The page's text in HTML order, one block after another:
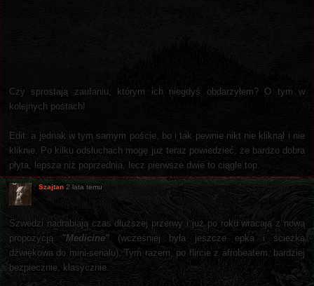
Czy sprostają zaufaniu, którym ich niegdyś obdarzyłem? O tym w
kolejnych postach!
Edit: a jednak w tym samym poście, bo i tak pewnie nikt nie kliknął i nie
kliknie. Po kilku odsłuchach mogę już teraz powiedzieć, że bardzo dobra
płyta, lepsza niż poprzednia, lecz pierwsze dwie to ciągle top.
Szajtan 2 lata temu
Szwedzi nadrabiają czas dłuższej przerwy i już po roku wracają z nową
propozycją "Medicine" (wcześniej była jeszcze epka i ścieżka
dźwiękowa do mini-serialu). Tym razem, po flircie z afrobeatem, bardziej
bezpiecznie, klasycznie.